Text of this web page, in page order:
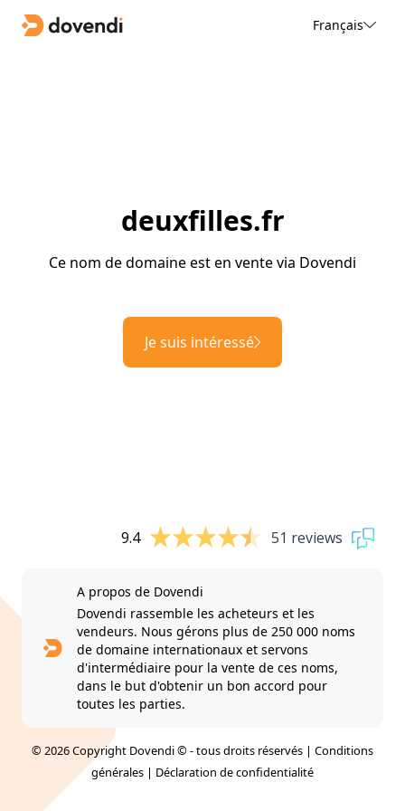
Français
deuxfilles.fr
Ce nom de domaine est en vente via Dovendi
Je suis intéressé
9.4 51 reviews
A propos de Dovendi
Dovendi rassemble les acheteurs et les
vendeurs. Nous gérons plus de 250 000 noms
de domaine internationaux et servons
d'intermédiaire pour la vente de ces noms,
dans le but d'obtenir un bon accord pour
toutes les parties.
© 2026 Copyright Dovendi © - tous droits réservés | Conditions
générales | Déclaration de confidentialité